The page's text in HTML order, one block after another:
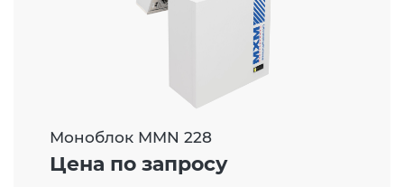
Моноблок MMN 228
Цена по запросу